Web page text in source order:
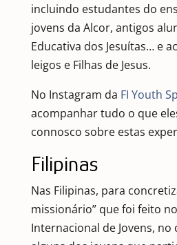
incluindo estudantes do
jovens da Alcor, antigos
Educativa dos Jesuítas… e
leigos e Filhas de Jesus.
No Instagram da FI Youth
acompanhar tudo o que
connosco sobre estas
Filipinas
Nas Filipinas, para
missionário” que foi feito
Internacional de Jovens, no